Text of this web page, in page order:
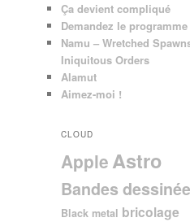
Ça devient compliqué
Demandez le programme
Namu – Wretched
Iniquitous Orders
Alamut
Aimez-moi !
CLOUD
Apple Astro
Bandes
Black metal bricolage